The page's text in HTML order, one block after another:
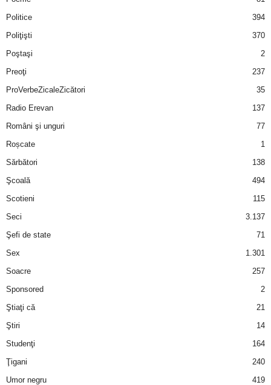
Politice
394
Poliţişti
370
Poştaşi
2
Preoţi
237
ProVerbeZicaleZicători
35
Radio Erevan
137
Români şi unguri
77
Roșcate
1
Sărbători
138
Şcoală
494
Scotieni
115
Seci
3.137
Şefi de state
71
Sex
1.301
Soacre
257
Sponsored
2
Ştiaţi că
21
Ştiri
14
Studenţi
164
Ţigani
240
Umor negru
419